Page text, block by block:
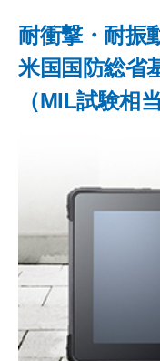
耐衝撃・耐振
米国国防総省
（MIL試験相当